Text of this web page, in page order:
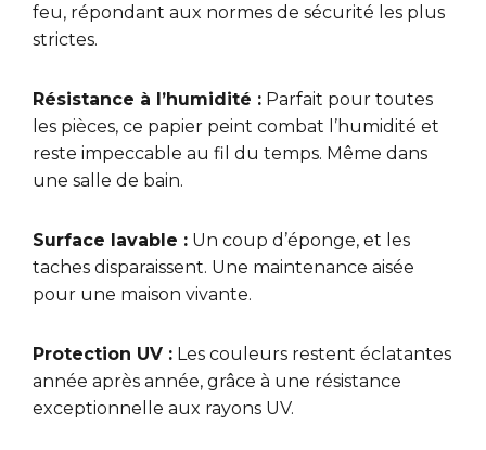
feu, répondant aux normes de sécurité les plus
strictes.
Résistance à l’humidité : Parfait pour toutes
les pièces, ce papier peint combat l’humidité et
reste impeccable au fil du temps. Même dans
une salle de bain.
Surface lavable : Un coup d’éponge, et les
taches disparaissent. Une maintenance aisée
pour une maison vivante.
Protection UV : Les couleurs restent éclatantes
année après année, grâce à une résistance
exceptionnelle aux rayons UV.